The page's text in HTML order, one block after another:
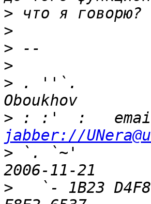
>
>
>
>
> . ''`.
> : :'  :
jabber://
> `. `~'
>
`- 1B23